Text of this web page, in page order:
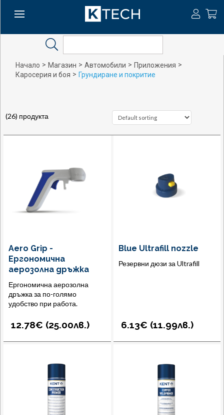
Начало > Магазин > Автомобили > Приложения >
Каросерия и боя > Грундиране и покритие
(26) продукта
Aero Grip -
Ергономична
аерозолна дръжка
Ергономична аерозолна
дръжка за по-голямо
удобство при работа.
12.78€ (25.00лв.)
Blue Ultrafill nozzle
Резервни дюзи за Ultrafill
6.13€ (11.99лв.)